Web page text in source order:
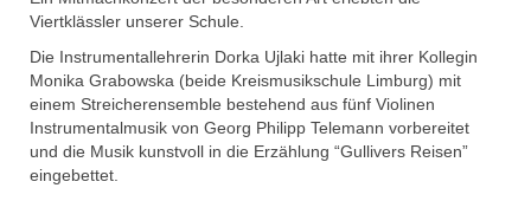
Schulkleidung
Viertklässler unserer Schule.
Die Instrumentallehrerin Dorka Ujlaki hatte mit ihrer Kollegin
Monika Grabowska (beide Kreismusikschule Limburg) mit
einem Streicherensemble bestehend aus fünf Violinen
Instrumentalmusik von Georg Philipp Telemann vorbereitet
und die Musik kunstvoll in die Erzählung “Gullivers Reisen”
eingebettet.